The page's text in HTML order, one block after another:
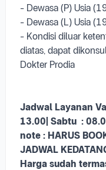
- Dewasa (P) Usia
- Dewasa (L) Usia
- Kondisi diluar
diatas, dapat
Dokter Prodia
Jadwal Layanan
13.00| Sabtu :
note : HARUS
JADWAL
Harga sudah